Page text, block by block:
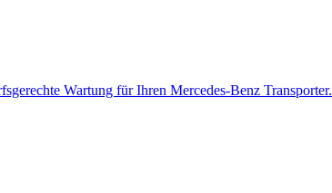
Wartung für Ihren Mercedes-Benz Transporter.